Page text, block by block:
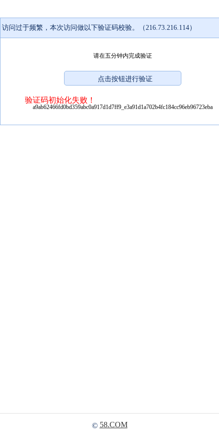
访问过于频繁，本次访问做以下验证码校验。（216.73.216.114）
请在五分钟内完成验证
验证码初始化失败！
a9ab62466fd0bd359abc0a917d1d7ff9_e3a91d1a702b4fc184cc96eb96723eba
© 58.COM